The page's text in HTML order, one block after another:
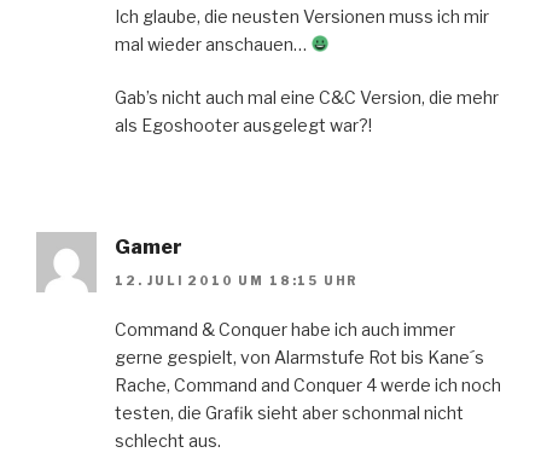
Ich glaube, die neusten Versionen muss ich mir
mal wieder anschauen…
Gab’s nicht auch mal eine C&C Version, die mehr
als Egoshooter ausgelegt war?!
Gamer
12. JULI 2010 UM 18:15 UHR
Command & Conquer habe ich auch immer
gerne gespielt, von Alarmstufe Rot bis Kane´s
Rache, Command and Conquer 4 werde ich noch
testen, die Grafik sieht aber schonmal nicht
schlecht aus.